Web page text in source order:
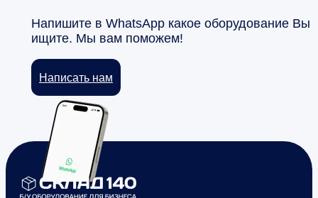
Напишите в WhatsApp какое оборудование Вы
ищите. Мы вам поможем!
Написать нам